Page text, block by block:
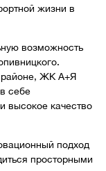
жизни в
возможность
районе, ЖК А+Я
себе
высокое качество
подход
просторными